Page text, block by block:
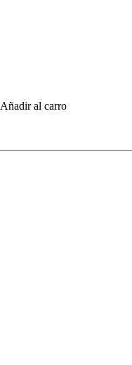
Añadir al carro